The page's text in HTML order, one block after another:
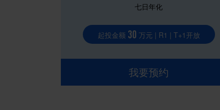
七日年化
起投金额 30 万元 | R1 | T+1开放
我要预约